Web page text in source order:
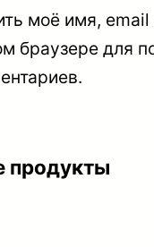
моё имя, email
браузере для
продукты